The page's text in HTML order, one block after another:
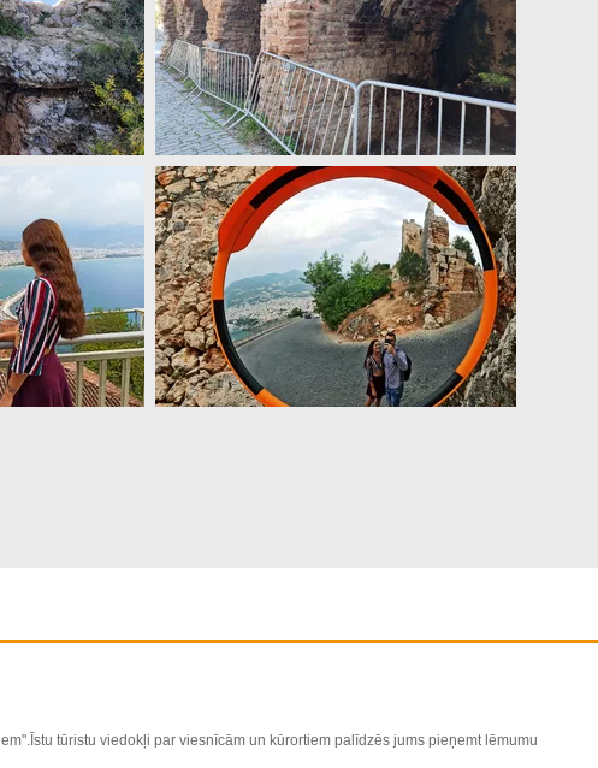
tūristu viedokļi par viesnīcām un kūrortiem palīdzēs jums pieņemt lēmumu